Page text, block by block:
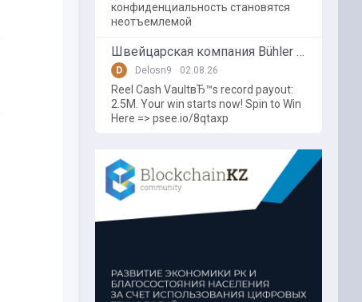
конфиденциальность становятся
неотъемлемой
Швейцарская компания Bühler использует блокчейн в пищевой промышленности
D Delosn9 02.08.26
Reel Cash VaultвЂ™s record payout:
2.5M. Your win starts now! Spin to Win
Here => psee.io/8qtaxp